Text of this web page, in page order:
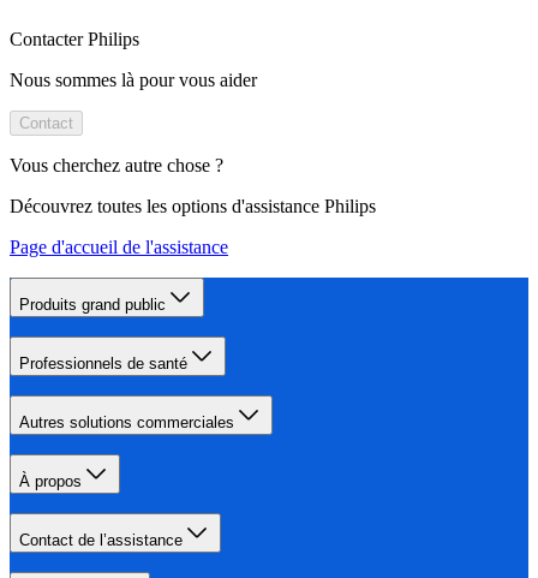
Contacter Philips
Nous sommes là pour vous aider
Contact
Vous cherchez autre chose ?
Découvrez toutes les options d'assistance Philips
Page d'accueil de l'assistance
Produits grand public
Professionnels de santé
Autres solutions commerciales
À propos
Contact de l’assistance